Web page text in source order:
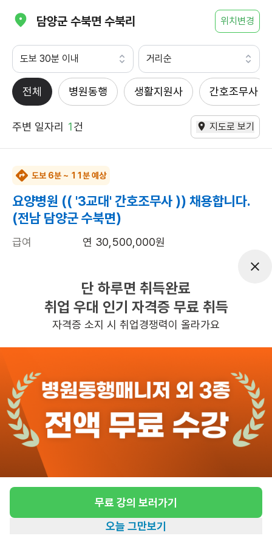
담양군 수북면 수북리 위치변경
도보 30분 이내 거리순
전체 병원동행 생활지원사 간호조무사
주변 일자리 1건 지도로 보기
도보 6분 ~ 11분 예상
요양병원 (( '3교대' 간호조무사 )) 채용합니다.
(전남 담양군 수북면)
급여
연 30,500,000원
주5일근무
근무시간
07:00~16:00
6일전등록
반경 3KM 이내의 일자리 확인하기
단 하루면 취득완료
취업 우대 인기 자격증 무료 취득
자격증 소지 시 취업경쟁력이 올라가요
무료 강의 보러가기
오늘 그만보기